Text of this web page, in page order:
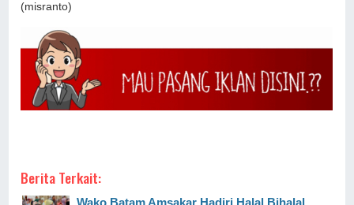
(misranto)
Berita Terkait:
Wako Batam Amsakar Hadiri Halal Bihalal